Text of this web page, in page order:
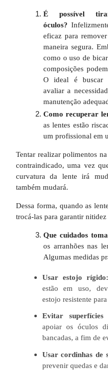
É possível
óculos?
eficaz para
maneira segura.
como o uso de
composições
O ideal é buscar
avaliar a
manutenção
Como recuperar
as lentes estão
um profissional em
Tentar realizar polimentos
contraindicado, uma vez
curvatura da lente irá
também mudará.
Dessa forma, quando as
trocá-las para garantir
Que cuidados
os arranhões nas
Algumas medidas
Usar estojo rígido:
estão em uso,
estojo resistente
Evitar superfícies
apoiar os óculos
bancadas, a fim de
Usar cordinhas de
prevenir quedas e